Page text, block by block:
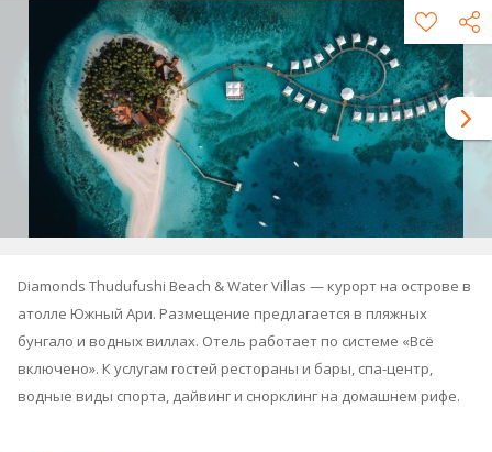
Diamonds Thudufushi Beach & Water Villas — курорт на острове в
атолле Южный Ари. Размещение предлагается в пляжных
бунгало и водных виллах. Отель работает по системе «Всё
включено». К услугам гостей рестораны и бары, спа-центр,
водные виды спорта, дайвинг и снорклинг на домашнем рифе.